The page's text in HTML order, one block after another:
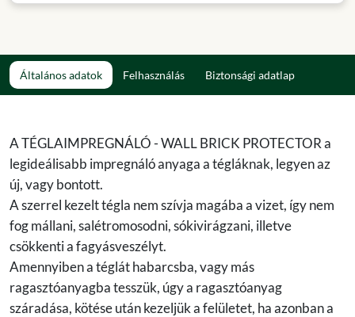
Általános adatok Felhasználás Biztonsági adatlap
A TÉGLAIMPREGNÁLÓ - WALL BRICK PROTECTOR a
legideálisabb impregnáló anyaga a tégláknak, legyen az
új, vagy bontott.
A szerrel kezelt tégla nem szívja magába a vizet, így nem
fog mállani, salétromosodni, sókivirágzani, illetve
csökkenti a fagyásveszélyt.
Amennyiben a téglát habarcsba, vagy más
ragasztóanyagba tesszük, úgy a ragasztóanyag
száradása, kötése után kezeljük a felületet, ha azonban a